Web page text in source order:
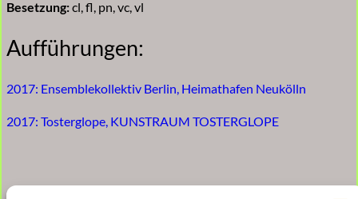
Besetzung:cl, fl, pn, vc, vl
Aufführungen:
2017: Ensemblekollektiv Berlin, Heimathafen Neukölln
2017: Tosterglope, KUNSTRAUM TOSTERGLOPE